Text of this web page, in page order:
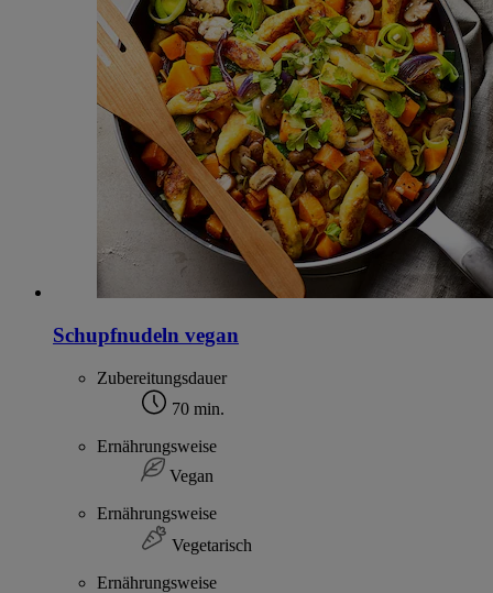
Schupfnudeln vegan
Zubereitungsdauer
70 min.
Ernährungsweise
Vegan
Ernährungsweise
Vegetarisch
Ernährungsweise